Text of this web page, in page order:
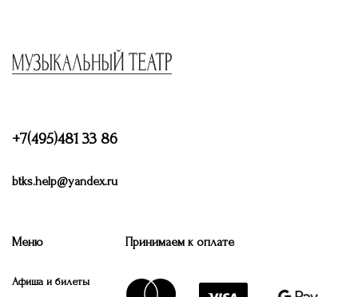
Принимаем к оплате
Меню
Афиша и билеты
+7(495)481 33 86
btks.help@yandex.ru